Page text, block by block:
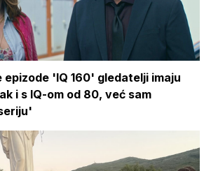
epizode 'IQ 160' gledatelji imaju
i s IQ-om od 80, već sam